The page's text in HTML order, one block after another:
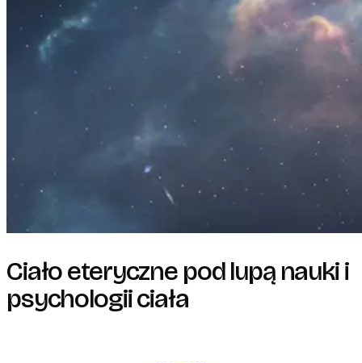
Ciało eteryczne pod lupą nauki i
psychologii ciała